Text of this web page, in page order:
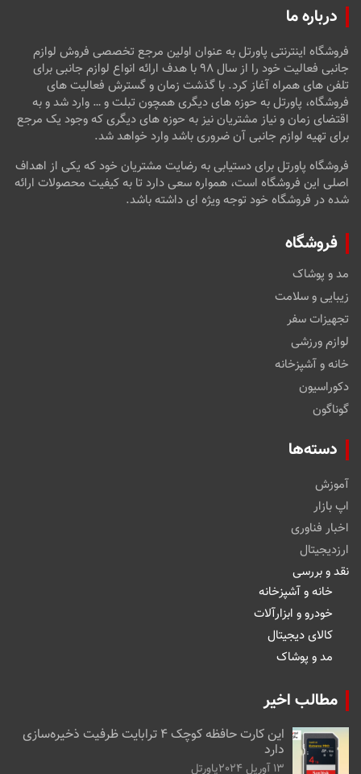
درباره ما
فروشگاه اینترنتی پاورتل به عنوان اولین مرجع تخصصی فروش لوازم
جانبی فعالیت خود را از سال ۹۸ با هدف ارائه انواع لوازم جانبی برای
تلفن های همراه آغاز کرد. با گذشت زمان و گسترش فعالیت های
فروشگاه، پاورتل به حوزه های دیگری همچون تبلت و … وارد شد و به
اقتضای زمان و نیاز مشتریان نیز به حوزه های دیگری که وجود یک مرجع
برای تهیه لوازم جانبی آن ضروری باشد وارد خواهد شد.
فروشگاه پاورتل برای دستیابی به رضایت مشتریان خود که یکی از اهداف
اصلی این فروشگاه است، همواره سعی دارد تا به کیفیت محصولات ارائه
شده در فروشگاه خود توجه ویژه ای داشته باشد.
فروشگاه
مد و پوشاک
زیبایی و سلامت
تجهیزات سفر
لوازم ورزشی
خانه و آشپزخانه
دکوراسیون
گوناگون
دسته‌ها
آموزش
اپ بازار
اخبار فناوری
ارزدیجیتال
نقد و بررسی
خانه و آشپزخانه
خودرو و ابزارآلات
کالای دیجیتال
مد و پوشاک
مطالب اخیر
این کارت حافظه کوچک ۴ ترابایت ظرفیت ذخیره‌سازی
دارد
13 آوریل 2024 پاورتل